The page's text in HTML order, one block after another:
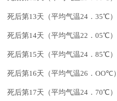
死后第13天（平均气温24．35℃）
死后第14天（平均气温22．05℃）
死后第15天（平均气温24．85℃）
死后第16天（平均气温26．OO℃）
死后第17天（平均气温24．70℃）